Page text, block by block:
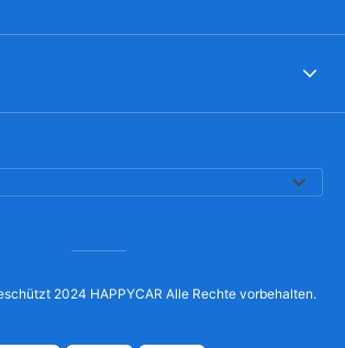
2024 HAPPYCAR Alle Rechte vorbehalten.